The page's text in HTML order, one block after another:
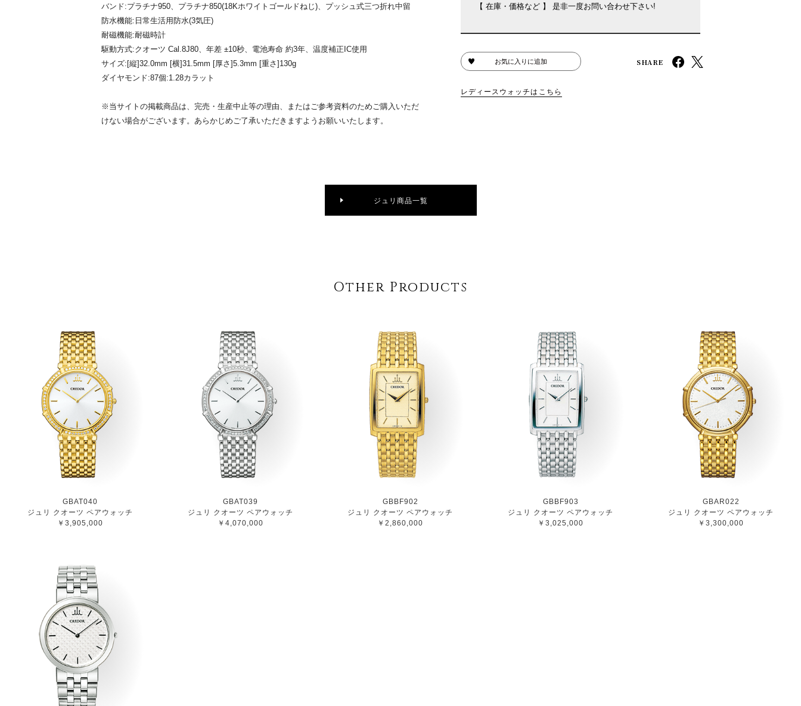
バンド:プラチナ950、プラチナ850(18Kホワイトゴールドねじ)、プッシュ式三つ折れ中留
防水機能:日常生活用防水(3気圧)
耐磁機能:耐磁時計
駆動方式:クオーツ Cal.8J80、年差 ±10秒、電池寿命 約3年、温度補正IC使用
サイズ:[縦]32.0mm [横]31.5mm [厚さ]5.3mm [重さ]130g
ダイヤモンド:87個:1.28カラット
※当サイトの掲載商品は、完売・生産中止等の理由、またはご参考資料のためご購入いただ
けない場合がございます。あらかじめご了承いただきますようお願いいたします。
【 在庫・価格など 】 是非一度お問い合わせ下さい!
お気に入りに追加 SHARE
レディースウォッチはこちら
ジュリ商品一覧
Other Products
GBAT040
ジュリ クオーツ ペアウォッチ
￥3,905,000
GBAT039
ジュリ クオーツ ペアウォッチ
￥4,070,000
GBBF902
ジュリ クオーツ ペアウォッチ
￥2,860,000
GBBF903
ジュリ クオーツ ペアウォッチ
￥3,025,000
GBAR022
ジュリ クオーツ ペアウォッチ
￥3,300,000